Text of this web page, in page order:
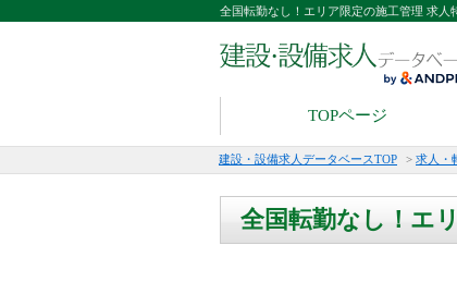
全国転勤なし！エリア限定の施工管理 求人
TOPページ
建設・設備求人データベースTOP > 求人・
全国転勤なし！エ